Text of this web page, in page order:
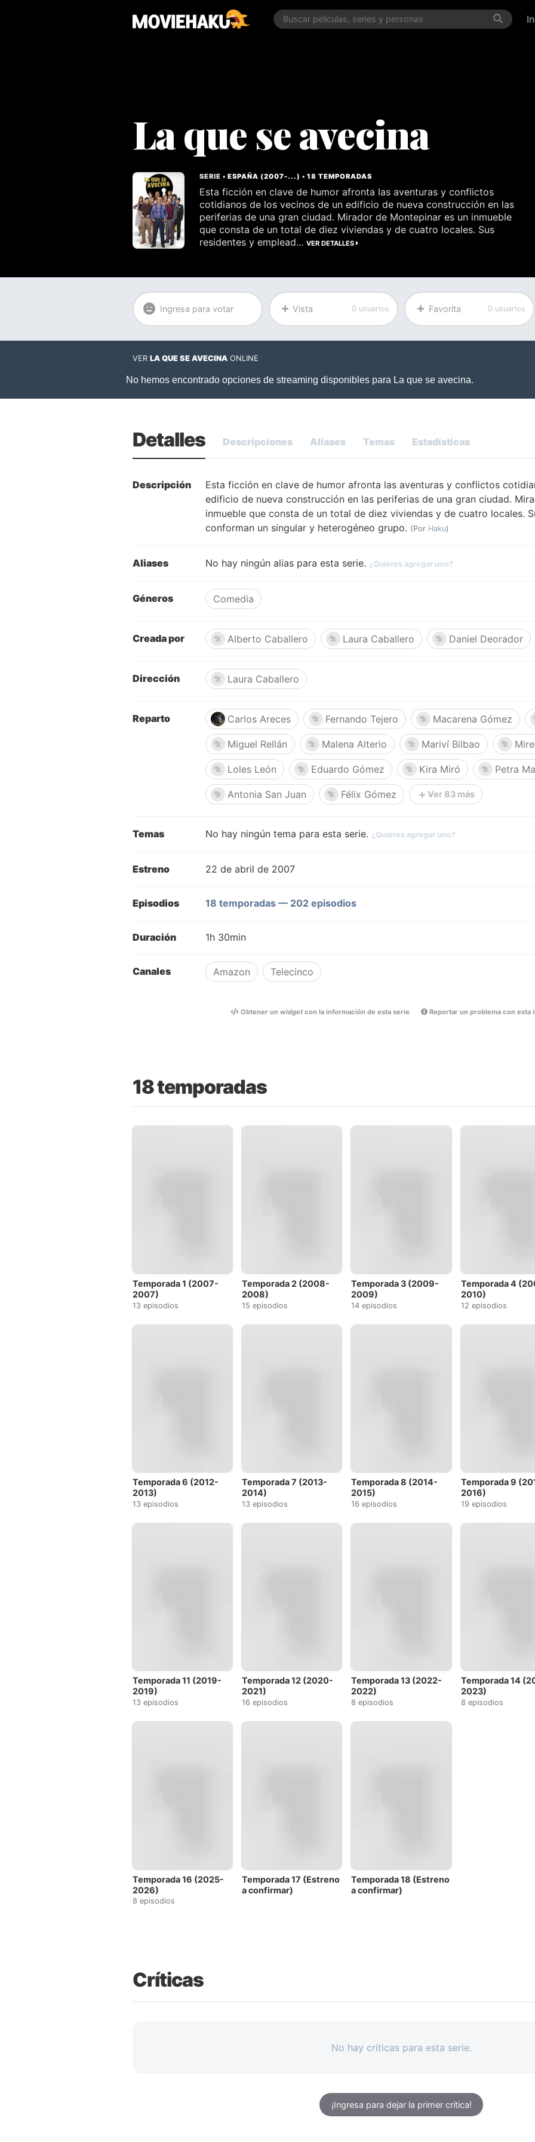
La que se avecina
SERIE •ESPAÑA (2007-...) •18 TEMPORADAS
Esta ficción en clave de humor afronta las aventuras y conflictos
cotidianos de los vecinos de un edificio de nueva construcción en las
periferias de una gran ciudad. Mirador de Montepinar es un inmueble
que consta de un total de diez viviendas y de cuatro locales. Sus
residentes y emplead...VER DETALLES
Ingresa para votar Vista 0 usuarios Favorita 0 usuarios
VER LA QUE SE AVECINA ONLINE
Detalles Descripciones Aliases Temas Estadísticas
Descripción
Esta ficción en clave de humor afronta las aventuras y conflictos
edificio de nueva construcción en las periferias de una gran ciudad.
inmueble que consta de un total de diez viviendas y de cuatro locales.
conforman un singular y heterogéneo grupo. (Por Haku)
Aliases No hay ningún alias para esta serie. ¿Quieres agregar uno?
Géneros Comedia
Creada por Alberto Caballero Laura Caballero Daniel Deorador
Dirección Laura Caballero
Reparto Carlos Areces Fernando Tejero Macarena Gómez
Miguel Rellán Malena Alterio Mariví Bilbao
Loles León Eduardo Gómez Kira Miró Petra
Antonia San Juan Félix Gómez Ver 83 más
Temas No hay ningún tema para esta serie. ¿Quieres agregar uno?
Estreno 22 de abril de 2007
Episodios 18 temporadas — 202 episodios
Duración 1h 30min
Canales Amazon Telecinco
Obtener un widgetcon la información de esta serie Reportar un problema con esta
18 temporadas
Temporada 1 (2007-
2007)
13 episodios
Temporada 2 (2008-
2008)
15 episodios
Temporada 3 (2009-
2009)
14 episodios
Temporada 4
2010)
12 episodios
Temporada 6 (2012-
2013)
13 episodios
Temporada 7 (2013-
2014)
13 episodios
Temporada 8 (2014-
2015)
16 episodios
Temporada 9
2016)
19 episodios
Temporada 11 (2019-
2019)
13 episodios
Temporada 12 (2020-
2021)
16 episodios
Temporada 13 (2022-
2022)
8 episodios
Temporada 14
2023)
8 episodios
Temporada 16 (2025-
2026)
8 episodios
Temporada 17 (Estreno
a confirmar)
Temporada 18 (Estreno
a confirmar)
Críticas
No hay críticas para esta serie.
¡Ingresa para dejar la primer crítica!